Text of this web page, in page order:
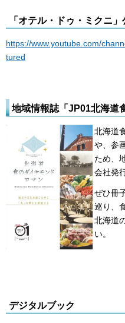
「オテル・ドゥ・ミクニ
https://www.youtube.com/
tured
地域情報誌「JP01北海道
北海道
や、参
ため、
会社発
ぜひ冊
巡り、
北海道
い。
デジタルブック